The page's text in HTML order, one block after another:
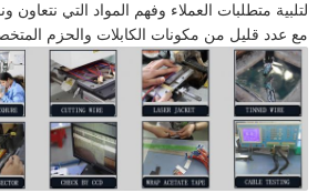
لتلبية متطلبات العملاء وفهم المواد التي نتعاون
مع عدد قليل من مكونات الكابلات والحزم